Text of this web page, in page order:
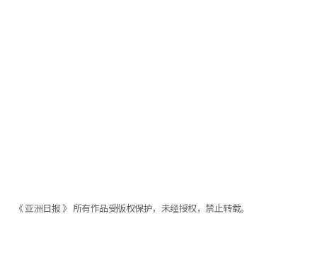
《 亚洲日报 》 所有作品受版权保护，未经授权，禁止转载。